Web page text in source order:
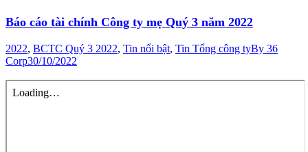
Báo cáo tài chính Công ty mẹ Quý 3 năm 2022
2022, BCTC Quý 3 2022, Tin nổi bật, Tin Tổng công tyBy 36
Corp30/10/2022